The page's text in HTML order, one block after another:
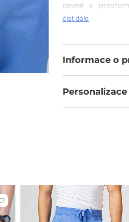
pevné a
Přidáním
dokonalého
číst dále
Informace o
Kliknutím
přidáte
nebo